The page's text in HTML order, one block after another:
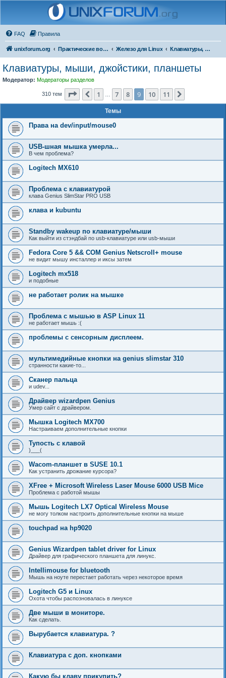
FAQ Правила
unixforum.org Практические вопросы Железо для Linux Клавиатуры, мыши, джойстики, планшеты
Клавиатуры, мыши, джойстики, планшеты
Модератор: Модераторы разделов
310 тем Страница из 11
Пред.
1 7 8 9 10 11
Темы
Права на dev/input/mouse0
USB-шная мышка умерла...
В чем проблема?
Logitech MX610
Проблема с клавиатурой
клава Genius SlimStar PRO USB
клава и kubuntu
Standby wakeup по клавиатуре/мыши
Как выйти из стэндбай по usb-клавиатуре или usb-мыши
Fedora Core 5 && COM Genius Netscroll+ mouse
не видит мышу инсталлер и иксы затем
Logitech mx518
и подобные
не работает ролик на мышке
Проблема с мышью в ASP Linux 11
не работает мышь :(
проблемы с сенсорным дисплеем.
мультимедийные кнопки на genius slimstar 310
странности какие-то...
Сканер пальца
и udev...
Драйвер wizardpen Genius
Умер сайт с драйвером.
Мышка Logitech MX700
Настраиваем дополнительные кнопки
Тупость с клавой
)___(
Wacom-планшет в SUSE 10.1
Как устранить дрожание курсора?
XFree + Microsoft Wireless Laser Mouse 6000 USB Mice
Проблема с работой мышы
Мышь Logitech LX7 Optical Wireless Mouse
не могу толком настроить дополнительные кнопки на мыше
touchpad на hp9020
Genius Wizardpen tablet driver for Linux
Драйвер для графического планшета для линукс.
Intellimouse for bluetooth
Мышь на ноуте перестает работать через некоторое время
Logitech G5 и Linux
Охота чтобы распозновалась в линуксе
Две мыши в мониторе.
Как сделать.
Вырубается клавиатура. ?
Клавиатура с доп. кнопками
Какую бы клаву прикупить?